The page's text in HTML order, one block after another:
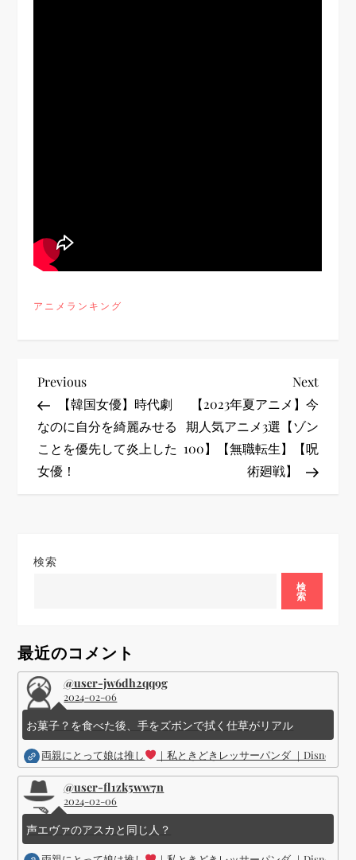
アニメランキング
投
稿
ナ
ー
ョ
ン
Previous
Post
Previous
【韓国女優】時代劇
なのに自分を綺麗みせる
ことを優先して炎上した
女優！
Next
Post
Next
【2023年夏アニメ】今
期人気アニメ3選【ゾン
100】【無職転生】【呪
術廻戦】
検索
検
索
最近のコメント
@user-jw6dh2qq9g
2024-02-06
お菓子？を食べた後、手をズボンで拭く仕草がリアル
両親にとって娘は推し ｜私ときどきレッサーパンダ ｜Disney (
@user-fl1zk5ww7n
2024-02-06
声エヴァのアスカと同じ人？